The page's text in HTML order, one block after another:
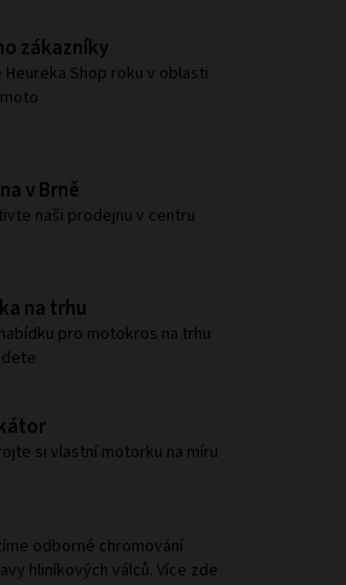
zákazníky
Heureka Shop roku v oblasti
v Brně
naši prodejnu v centru
na trhu
pro motokros na trhu
si vlastní motorku na míru
odborné chromování
hliníkových válců. Více zde